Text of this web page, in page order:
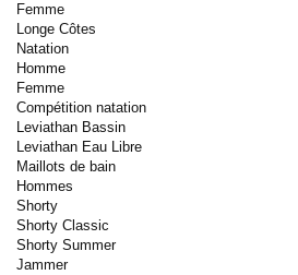
Femme
Longe Côtes
Natation
Homme
Femme
Compétition natation
Leviathan Bassin
Leviathan Eau Libre
Maillots de bain
Hommes
Shorty
Shorty Classic
Shorty Summer
Jammer